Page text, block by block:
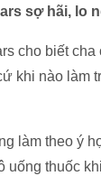
sợ hãi, lo
cho biết
khi nào làm
làm theo ý
uống thuốc